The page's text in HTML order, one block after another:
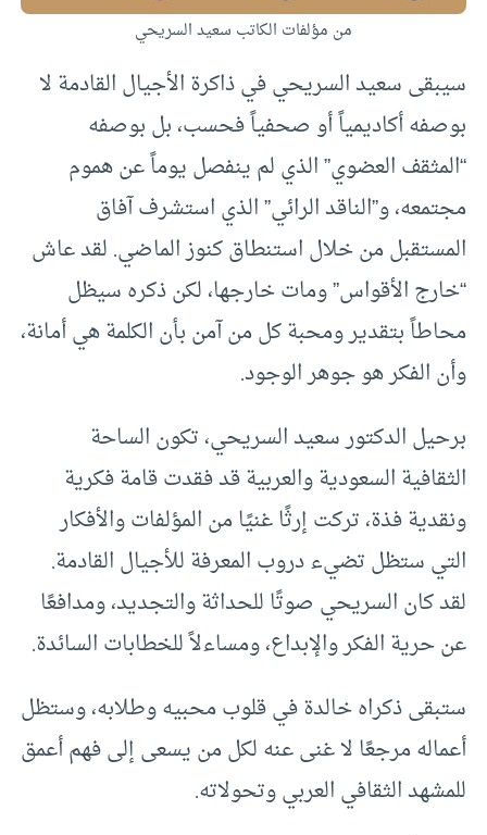
من مؤلفات الكاتب سعيد السريحي
سيبقى سعيد السريحي في ذاكرة الأجيال القادمة لا
بوصفه أكاديمياً أو صحفياً فحسب، بل بوصفه
“المثقف العضوي” الذي لم ينفصل يوماً عن هموم
مجتمعه، و”الناقد الرائي” الذي استشرف آفاق
المستقبل من خلال استنطاق كنوز الماضي. لقد عاش
“خارج الأقواس” ومات خارجها، لكن ذكره سيظل
محاطاً بتقدير ومحبة كل من آمن بأن الكلمة هي أمانة،
وأن الفكر هو جوهر الوجود.
برحيل الدكتور سعيد السريحي، تكون الساحة
الثقافية السعودية والعربية قد فقدت قامة فكرية
ونقدية فذة، تركت إرثًا غنيًا من المؤلفات والأفكار
التي ستظل تضيء دروب المعرفة للأجيال القادمة.
لقد كان السريحي صوتًا للحداثة والتجديد، ومدافعًا
عن حرية الفكر والإبداع، ومساءلاً للخطابات السائدة.
ستبقى ذكراه خالدة في قلوب محبيه وطلابه، وستظل
أعماله مرجعًا لا غنى عنه لكل من يسعى إلى فهم أعمق
للمشهد الثقافي العربي وتحولاته.